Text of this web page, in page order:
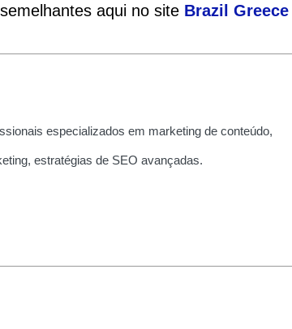
aqui no site Brazil Greece
especializados em marketing de conteúdo,
estratégias de SEO avançadas.